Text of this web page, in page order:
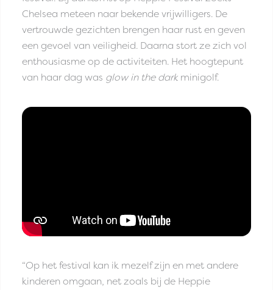
Chelsea meteen naar bekende vrijwilligers. De
vertrouwde gezichten brengen haar rust en geven
een gevoel van veiligheid. Daarna stort ze zich vol
enthousiasme op de activiteiten. Het hoogtepunt
van haar dag was glow in the darkminigolf.
“Op het festival kan ik mezelf zijn en met andere
kinderen omgaan, net zoals bij de Heppie